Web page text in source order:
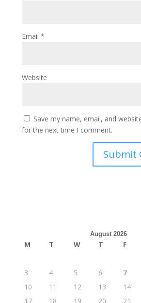
Email *
Website
Save my name, email, and
for the next time I comment.
August 2026
M T W T F
3
4 5 6 7
10
11 12 13 14
17
18 19 20 21